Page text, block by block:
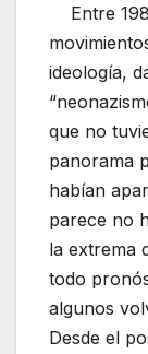
Entre
ideología,
que no
panorama
habían
parece no
la extrema
todo
algunos
Desde el